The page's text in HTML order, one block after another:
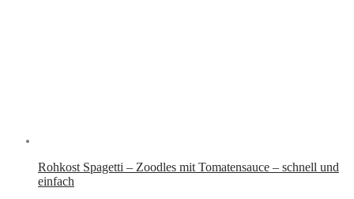
Rohkost Spagetti – Zoodles mit Tomatensauce – schnell und
einfach